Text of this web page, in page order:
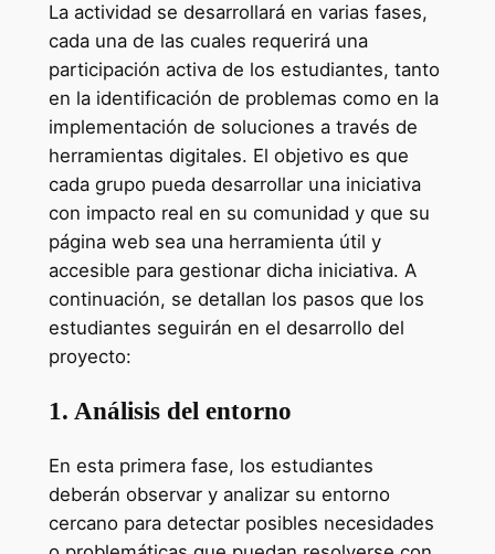
La actividad se desarrollará en varias fases,
cada una de las cuales requerirá una
participación activa de los estudiantes, tanto
en la identificación de problemas como en la
implementación de soluciones a través de
herramientas digitales. El objetivo es que
cada grupo pueda desarrollar una iniciativa
con impacto real en su comunidad y que su
página web sea una herramienta útil y
accesible para gestionar dicha iniciativa. A
continuación, se detallan los pasos que los
estudiantes seguirán en el desarrollo del
proyecto:
1. Análisis del entorno
En esta primera fase, los estudiantes
deberán observar y analizar su entorno
cercano para detectar posibles necesidades